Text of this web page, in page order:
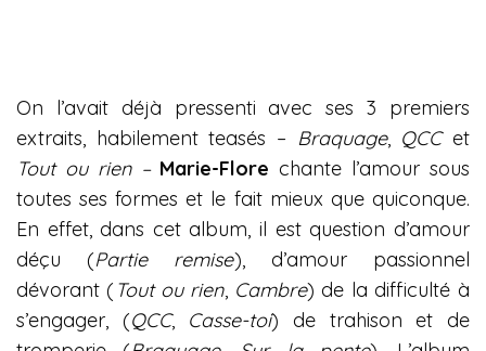
On l’avait déjà pressenti avec ses 3 premiers
extraits, habilement teasés – Braquage, QCC et
Tout ou rien – Marie-Flore chante l’amour sous
toutes ses formes et le fait mieux que quiconque.
En effet, dans cet album, il est question d’amour
déçu (Partie remise), d’amour passionnel
dévorant ( Tout ou rien, Cambre) de la difficulté à
s’engager, (QCC, Casse-toi) de trahison et de